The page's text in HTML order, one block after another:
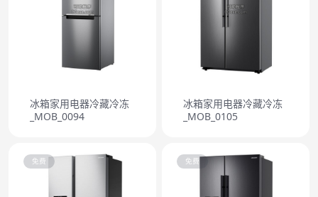
冰箱家用电器冷藏冷冻
_MOB_0094
冰箱家用电器冷藏冷冻
_MOB_0105
免费 免费